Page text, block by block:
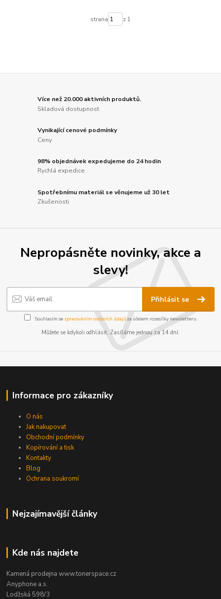
strana z 1
Více než 20.000 aktivních produktů.
Skladová dostupnost
Vynikající cenové podmínky
Ceny
98% objednávek expedujeme do 24 hodin
Rychlá expedice
Spotřebnímu materiál se věnujeme už 30 let
Zkušenosti
Nepropásněte novinky, akce a
slevy!
Přihlásit se
Souhlasím se zpracováním osobních údajůza účelem rozesílky newsletteru.
Můžete se kdykoli odhlásit. Zasíláme jednou za 14 dní.
Informace pro zákazníky
O nás
Jak nakupovat
Obchodní podmínky
Kopírování a tisk
Kontakty
Blog
Ochrana soukromí
Nejzajímavější články
Kde nás najdete
Kamená prodejna www.tonerspace.cz
Anyphone a.s.
Lodžská 598/3